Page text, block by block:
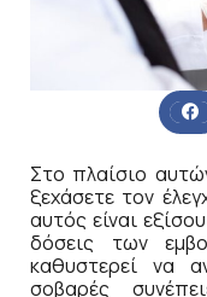
Στο πλαίσιο
ξεχάσετε τον
αυτός είναι
δόσεις των
καθυστερεί να
σοβαρές